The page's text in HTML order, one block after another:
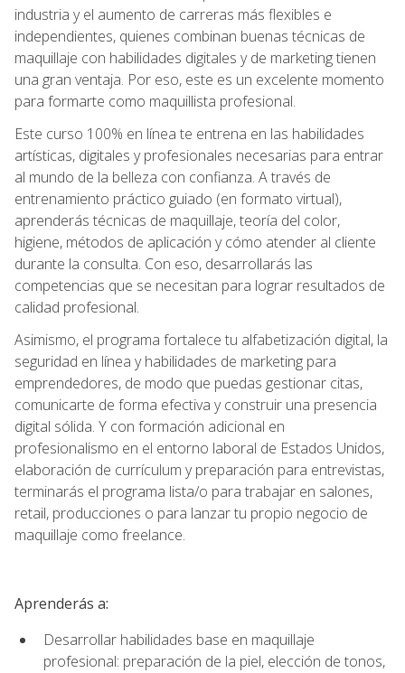
industria y el aumento de carreras más flexibles e
independientes, quienes combinan buenas técnicas de
maquillaje con habilidades digitales y de marketing tienen
una gran ventaja. Por eso, este es un excelente momento
para formarte como maquillista profesional.
Este curso 100% en línea te entrena en las habilidades
artísticas, digitales y profesionales necesarias para entrar
al mundo de la belleza con confianza. A través de
entrenamiento práctico guiado (en formato virtual),
aprenderás técnicas de maquillaje, teoría del color,
higiene, métodos de aplicación y cómo atender al cliente
durante la consulta. Con eso, desarrollarás las
competencias que se necesitan para lograr resultados de
calidad profesional.
Asimismo, el programa fortalece tu alfabetización digital, la
seguridad en línea y habilidades de marketing para
emprendedores, de modo que puedas gestionar citas,
comunicarte de forma efectiva y construir una presencia
digital sólida. Y con formación adicional en
profesionalismo en el entorno laboral de Estados Unidos,
elaboración de currículum y preparación para entrevistas,
terminarás el programa lista/o para trabajar en salones,
retail, producciones o para lanzar tu propio negocio de
maquillaje como freelance.
Aprenderás a:
Desarrollar habilidades base en maquillaje
profesional: preparación de la piel, elección de tonos,